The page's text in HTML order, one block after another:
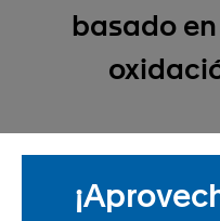
basado